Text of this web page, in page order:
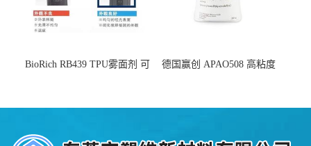
BioRich RB439 TPU雾面剂 可
德国赢创 APAO508 高粘度